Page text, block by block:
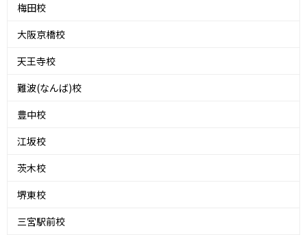
梅田校
大阪京橋校
天王寺校
難波(なんば)校
豊中校
江坂校
茨木校
堺東校
三宮駅前校